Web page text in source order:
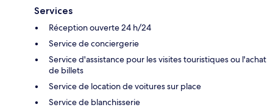
Services
Réception ouverte 24 h/24
Service de conciergerie
Service d'assistance pour les visites touristiques ou l'achat
de billets
Service de location de voitures sur place
Service de blanchisserie